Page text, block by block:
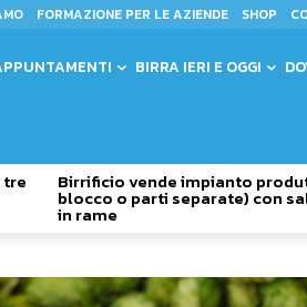
FORMAZIONE PER LE AZIENDE SHOP
BIRRA IERI E OGGI
Birrificio vende impianto
blocco o parti separate) con
in rame